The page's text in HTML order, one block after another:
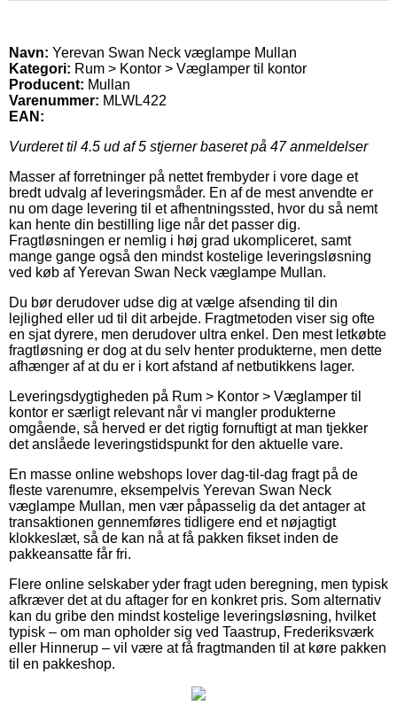
Navn: Yerevan Swan Neck væglampe Mullan
Kategori: Rum > Kontor > Væglamper til kontor
Producent: Mullan
Varenummer: MLWL422
EAN:
Vurderet til 4.5 ud af 5 stjerner baseret på 47anmeldelser
Masser af forretninger på nettet frembyder i vore dage et
bredt udvalg af leveringsmåder. En af de mest anvendte er
nu om dage levering til et afhentningssted, hvor du så nemt
kan hente din bestilling lige når det passer dig.
Fragtløsningen er nemlig i høj grad ukompliceret, samt
mange gange også den mindst kostelige leveringsløsning
ved køb af Yerevan Swan Neck væglampe Mullan.
Du bør derudover udse dig at vælge afsending til din
lejlighed eller ud til dit arbejde. Fragtmetoden viser sig ofte
en sjat dyrere, men derudover ultra enkel. Den mest letkøbte
fragtløsning er dog at du selv henter produkterne, men dette
afhænger af at du er i kort afstand af netbutikkens lager.
Leveringsdygtigheden på Rum > Kontor > Væglamper til
kontor er særligt relevant når vi mangler produkterne
omgående, så herved er det rigtig fornuftigt at man tjekker
det anslåede leveringstidspunkt for den aktuelle vare.
En masse online webshops lover dag-til-dag fragt på de
fleste varenumre, eksempelvis Yerevan Swan Neck
væglampe Mullan, men vær påpasselig da det antager at
transaktionen gennemføres tidligere end et nøjagtigt
klokkeslæt, så de kan nå at få pakken fikset inden de
pakkeansatte får fri.
Flere online selskaber yder fragt uden beregning, men typisk
afkræver det at du aftager for en konkret pris. Som alternativ
kan du gribe den mindst kostelige leveringsløsning, hvilket
typisk – om man opholder sig ved Taastrup, Frederiksværk
eller Hinnerup – vil være at få fragtmanden til at køre pakken
til en pakkeshop.